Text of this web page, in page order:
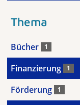
Thema
Bücher 1
Finanzierung 1
Förderung 1